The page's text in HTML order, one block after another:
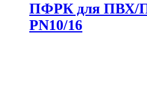
ПФРК для ПВХ/
PN10/16